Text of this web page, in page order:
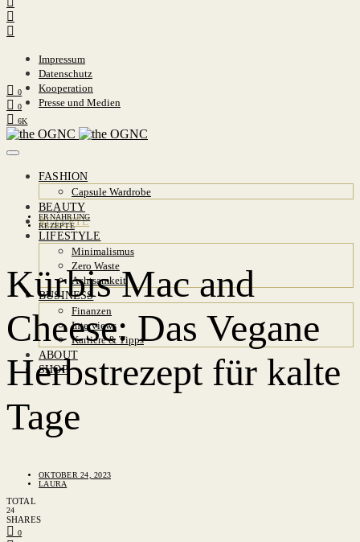
Impressum
Datenschutz
Kooperation
Presse und Medien
0
0
6K
FASHION
Capsule Wardrobe
BEAUTY
REZEPTE
LIFESTYLE
Minimalismus
Zero Waste
Achtsamkeit
BUSINESS
Finanzen
Interviews
Karriere & Tipps
ABOUT
SHOP
ERNÄHRUNG
REZEPTE
Kürbis Mac and
Cheese: Das Vegane
Herbstrezept für kalte
Tage
OKTOBER 24, 2023
LAURA
TOTAL
24
SHARES
0